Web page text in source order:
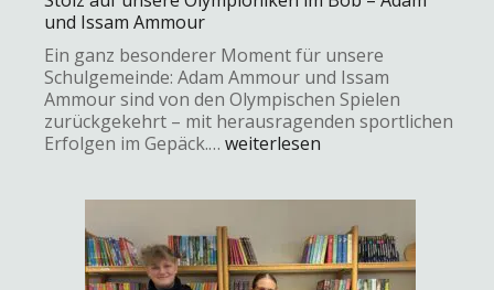
und Issam Ammour
Ein ganz besonderer Moment für unsere
Schulgemeinde: Adam Ammour und Issam
Ammour sind von den Olympischen Spielen
zurückgekehrt – mit herausragenden sportlichen
Erfolgen im Gepäck.… weiterlesen